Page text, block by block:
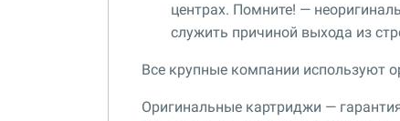
центрах. Помните! —
служить причиной выхода из
Все крупные компании используют
Оригинальные картриджи —